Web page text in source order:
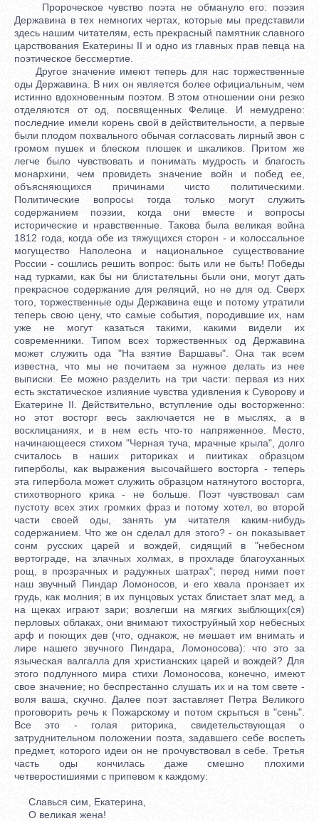
Пророческое чувство поэта не обмануло его: поэзия
Державина в тех немногих чертах, которые мы представили
здесь нашим читателям, есть прекрасный памятник славного
царствования Екатерины II и одно из главных прав певца на
поэтическое бессмертие.
Другое значение имеют теперь для нас торжественные
оды Державина. В них он является более официальным, чем
истинно вдохновенным поэтом. В этом отношении они резко
отделяются от од, посвященных Фелице. И немудрено:
последние имели корень свой в действительности, а первые
были плодом похвального обычая согласовать лирный звон с
громом пушек и блеском плошек и шкаликов. Притом же
легче было чувствовать и понимать мудрость и благость
монархини, чем провидеть значение войн и побед ее,
объясняющихся причинами чисто политическими.
Политические вопросы тогда только могут служить
содержанием поэзии, когда они вместе и вопросы
исторические и нравственные. Такова была великая война
1812 года, когда обе из тяжущихся сторон - и колоссальное
могущество Наполеона и национальное существование
России - сошлись решить вопрос: быть или не быть! Победы
над турками, как бы ни блистательны были они, могут дать
прекрасное содержание для реляций, но не для од. Сверх
того, торжественные оды Державина еще и потому утратили
теперь свою цену, что самые события, породившие их, нам
уже не могут казаться такими, какими видели их
современники. Типом всех торжественных од Державина
может служить ода "На взятие Варшавы". Она так всем
известна, что мы не почитаем за нужное делать из нее
выписки. Ее можно разделить на три части: первая из них
есть экстатическое излияние чувства удивления к Суворову и
Екатерине II. Действительно, вступление оды восторженно:
но этот восторг весь заключается не в мыслях, а в
восклицаниях, и в нем есть что-то напряженное. Место,
начинающееся стихом "Черная туча, мрачные крыла", долго
считалось в наших риториках и пиитиках образцом
гиперболы, как выражения высочайшего восторга - теперь
эта гипербола может служить образцом натянутого восторга,
стихотворного крика - не больше. Поэт чувствовал сам
пустоту всех этих громких фраз и потому хотел, во второй
части своей оды, занять ум читателя каким-нибудь
содержанием. Что же он сделал для этого? - он показывает
сонм русских царей и вождей, сидящий в "небесном
вертограде, на злачных холмах, в прохладе благоуханных
рощ, в прозрачных и радужных шатрах"; перед ними поет
наш звучный Пиндар Ломоносов, и его хвала пронзает их
грудь, как молния; в их пунцовых устах блистает злат мед, а
на щеках играют зари; возлегши на мягких зыблющих(ся)
перловых облаках, они внимают тихоструйный хор небесных
арф и поющих дев (что, однакож, не мешает им внимать и
лире нашего звучного Пиндара, Ломоносова): что это за
языческая валгалла для христианских царей и вождей? Для
этого подлунного мира стихи Ломоносова, конечно, имеют
свое значение; но беспрестанно слушать их и на том свете -
воля ваша, скучно. Далее поэт заставляет Петра Великого
проговорить речь к Пожарскому и потом скрыться в "сень".
Все это - голая риторика, свидетельствующая о
затруднительном положении поэта, задавшего себе воспеть
предмет, которого идеи он не прочувствовал в себе. Третья
часть оды кончилась даже смешно плохими
четверостишиями с припевом к каждому:
Славься сим, Екатерина,
О великая жена!